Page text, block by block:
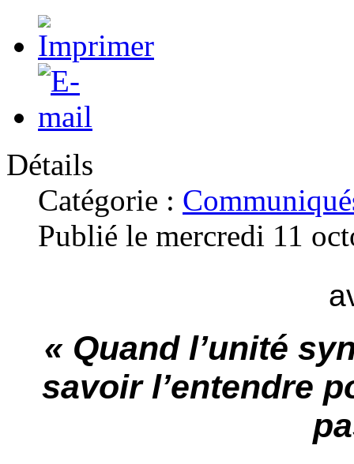
Détails
Catégorie :
Publié le mercredi 11
« Quand l’unité
savoir l’entendre